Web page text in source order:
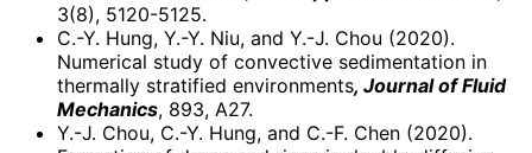
3(8), 5120-5125.
C.-Y. Hung, Y.-Y. Niu, and Y.-J. Chou (2020).
Numerical study of convective sedimentation in
thermally stratified environments, Journal of Fluid
Mechanics, 893, A27.
Y.-J. Chou, C.-Y. Hung, and C.-F. Chen (2020).